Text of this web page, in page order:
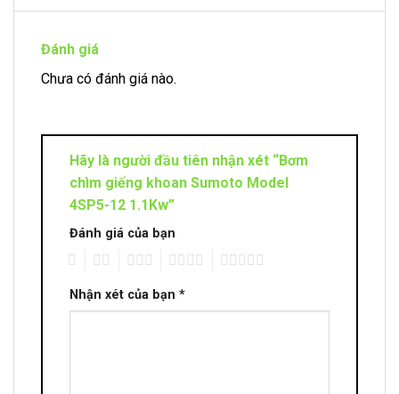
Đánh giá
Chưa có đánh giá nào.
Hãy là người đầu tiên nhận xét “Bơm
chìm giếng khoan Sumoto Model
4SP5-12 1.1Kw”
Đánh giá của bạn
Nhận xét của bạn *